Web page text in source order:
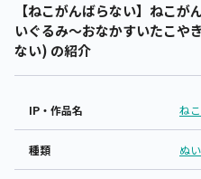
【ねこがんばらない】ねこ
いぐるみ～おなかすいたこや
ない) の紹介
IP・作品名 ね
種類 ぬ